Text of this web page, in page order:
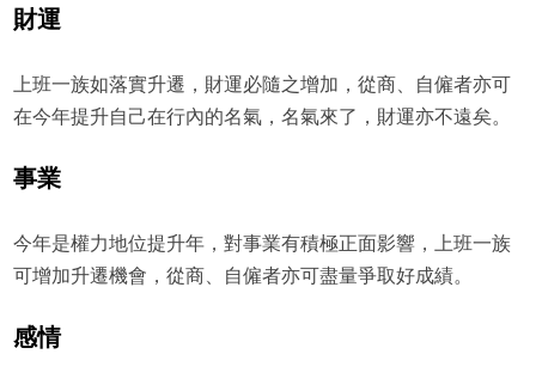
財運
上班一族如落實升遷，財運必隨之增加，從商、自僱者亦可
在今年提升自己在行內的名氣，名氣來了，財運亦不遠矣。
事業
今年是權力地位提升年，對事業有積極正面影響，上班一族
可增加升遷機會，從商、自僱者亦可盡量爭取好成績。
感情